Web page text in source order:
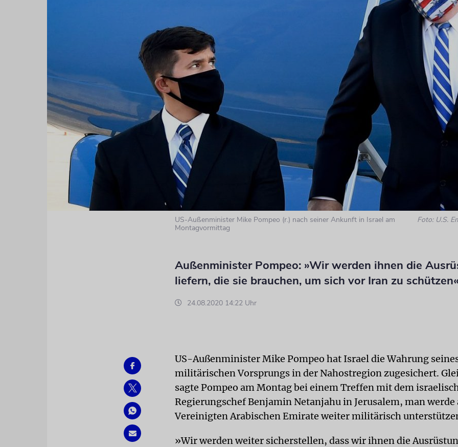
US-Außenminister Mike Pompeo (r.) nach seiner Ankunft in Israel am
Montagvormittag
Foto: U.S.
Außenminister Pompeo: »Wir werden ihnen die
liefern, die sie brauchen, um sich vor Iran zu schützen«
24.08.2020 14:22 Uhr
US-Außenminister Mike Pompeo hat Israel die Wahrung
militärischen Vorsprungs in der Nahostregion zugesichert.
sagte Pompeo am Montag bei einem Treffen mit dem
Regierungschef Benjamin Netanjahu in Jerusalem, man werde
Vereinigten Arabischen Emirate weiter militärisch
»Wir werden weiter sicherstellen, dass wir ihnen die